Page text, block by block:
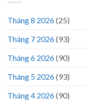
Tháng 8 2026(25)
Tháng 7 2026(93)
Tháng 6 2026(90)
Tháng 5 2026(93)
Tháng 4 2026(90)